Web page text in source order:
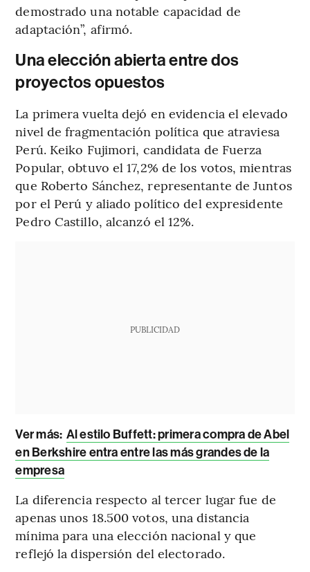
demostrado una notable capacidad de
adaptación”, afirmó.
Una elección abierta entre dos
proyectos opuestos
La primera vuelta dejó en evidencia el elevado
nivel de fragmentación política que atraviesa
Perú. Keiko Fujimori, candidata de Fuerza
Popular, obtuvo el 17,2% de los votos, mientras
que Roberto Sánchez, representante de Juntos
por el Perú y aliado político del expresidente
Pedro Castillo, alcanzó el 12%.
PUBLICIDAD
Ver más: Al estilo Buffett: primera compra de Abel
en Berkshire entra entre las más grandes de la
empresa
La diferencia respecto al tercer lugar fue de
apenas unos 18.500 votos, una distancia
mínima para una elección nacional y que
reflejó la dispersión del electorado.